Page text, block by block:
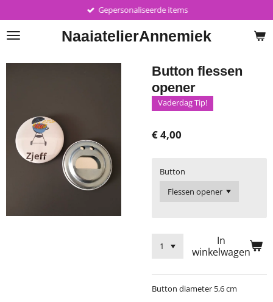
direct
naar
NaaiatelierAnnemiek
Gepersonaliseerde items
Button flessen
opener
Vaderdag Tip!
€ 4,00
Button
In
winkelwagen
Button diameter 5,6 cm